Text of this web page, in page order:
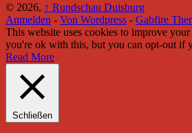
© 2026, ↑ Rundschau Duisburg
Anmelden - Von Wordpress - Gabfire
This website uses cookies to improve
you're ok with this, but you can opt-out if
Read More
Schließen